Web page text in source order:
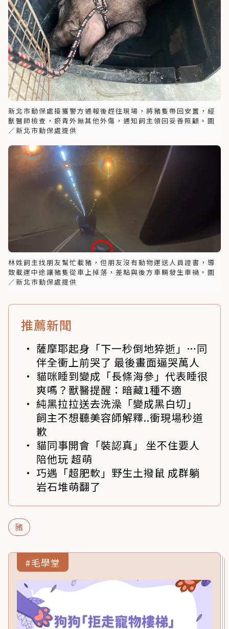
新北市動保處接獲警方通報後趕往現場，將豬隻帶回安置，經
獸醫師檢查，瘀青外無其他外傷，通知飼主領回妥善照顧。圖
／新北市動保處提供
林姓飼主找朋友幫忙載豬，但朋友沒有動物運送人員證書，導
致載運中途讓豬隻從車上掉落，差點與後方車輛發生車禍。圖
／新北市動保處提供
推薦新聞
薩摩耶起身「下一秒倒地猝逝」…同
伴全衝上前哭了 最後畫面逼哭萬人
貓咪睡到變成「長條海參」代表睡很
爽嗎？獸醫提醒：暗藏1種不適
純黑拉拉送去洗澡「變成黑白切」
飼主不想聽美容師解釋..衝現場秒道
歉
貓同事開會「裝認真」 坐不住要人
陪他玩 超萌
巧遇「超肥軟」野生土撥鼠 成群躺
岩石堆萌翻了
豬
#毛學堂